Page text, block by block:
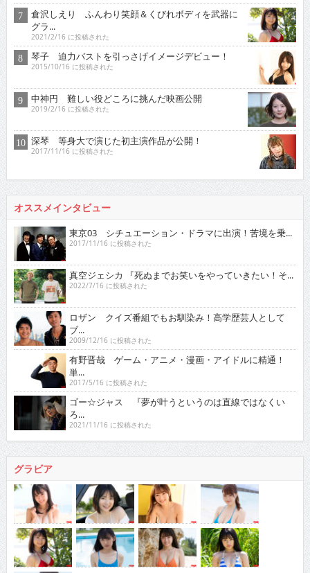
倉沢しえり ふんわり笑顔＆くびれボディを武器に
グラ...
2021/2/16 に投稿された
琴子 迫力バストを引っさげイメージデビュー！
2015/10/16 に投稿された
中神円 難しい役どころに挑んだ映画公開
2019/2/16 に投稿された
深琴 等身大で演じた初主演作品が公開！
2017/11/16 に投稿された
オススメインタビュー
東京03 シチュエーション・ドラマに出演！苦境を乗...
2017/11/16 に投稿された
真空ジェシカ 『死ぬまでお笑いをやっていきたい！そ...
2022/7/16 に投稿された
ロザン クイズ番組でもお馴染み！高学歴芸人として
ブ...
2009/12/16 に投稿された
有野晋哉 ゲーム・アニメ・漫画・アイドルに精通！
単...
2017/5/16 に投稿された
ゴー☆ジャス 『夢が叶うというのは直線ではなくい
ろ...
2021/11/16 に投稿された
グラビア